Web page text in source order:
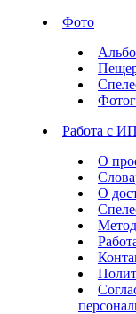
Фото
Работа с
О
О